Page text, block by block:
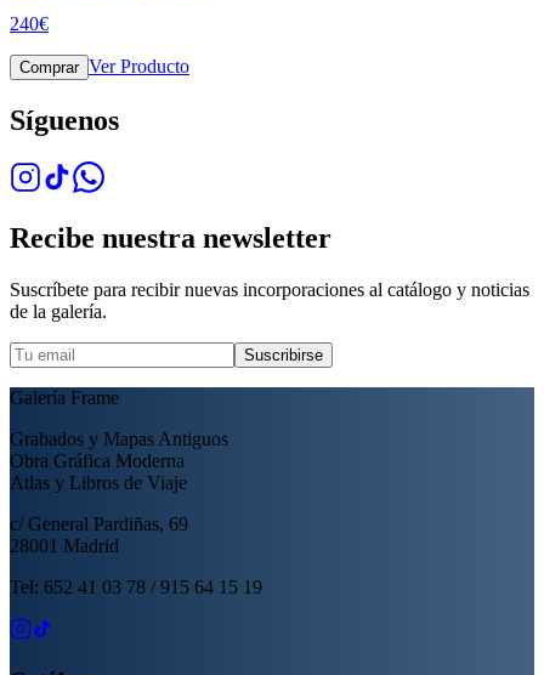
240€
Comprar Ver Producto
Síguenos
Recibe nuestra newsletter
Suscríbete para recibir nuevas incorporaciones al catálogo y noticias
de la galería.
Suscribirse
Galería Frame
Grabados y Mapas Antiguos
Obra Gráfica Moderna
Atlas y Libros de Viaje
c/ General Pardiñas, 69
28001 Madrid
Tel: 652 41 03 78 / 915 64 15 19